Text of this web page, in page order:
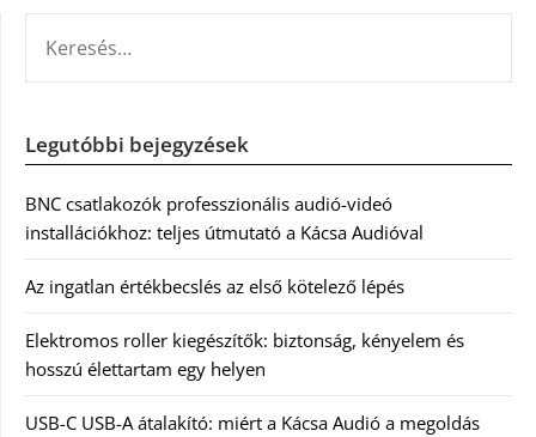
Legutóbbi bejegyzések
BNC csatlakozók professzionális audió-videó
installációkhoz: teljes útmutató a Kácsa Audióval
Az ingatlan értékbecslés az első kötelező lépés
Elektromos roller kiegészítők: biztonság, kényelem és
hosszú élettartam egy helyen
USB-C USB-A átalakító: miért a Kácsa Audió a megoldás